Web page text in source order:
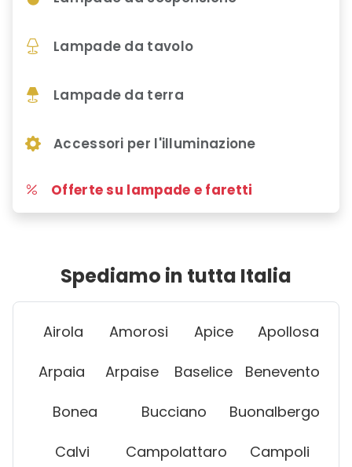
Lampade da tavolo
Lampade da terra
Accessori per l'illuminazione
Offerte su lampade e faretti
Spediamo in tutta Italia
Airola Amorosi Apice Apollosa
Arpaia Arpaise Baselice Benevento
Bonea Bucciano Buonalbergo
Calvi Campolattaro
Campoli